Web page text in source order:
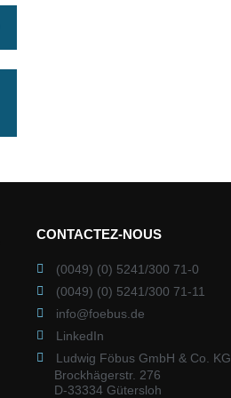
CONTACTEZ-NOUS
(0049) (0) 5241/300 71-0
(0049) (0) 5241/300 71-11
info@foebus.de
LinkedIn
Ludwig Föbus GmbH & Co. KG
Brockhägerstr. 276
D-33334 Gütersloh